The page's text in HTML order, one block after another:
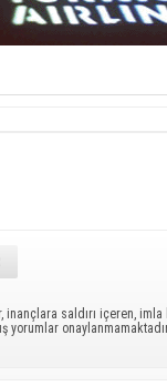
saldırı içeren, imla
yorumlar